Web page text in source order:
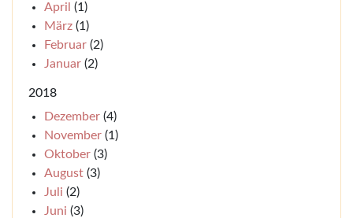
April (1)
März (1)
Februar (2)
Januar (2)
2018
Dezember (4)
November (1)
Oktober (3)
August (3)
Juli (2)
Juni (3)